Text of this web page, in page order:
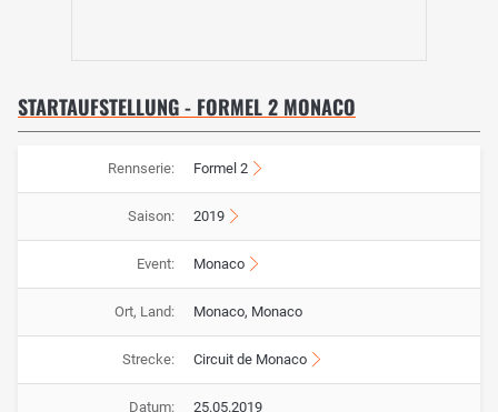
STARTAUFSTELLUNG - FORMEL 2 MONACO
Rennserie: Formel 2
Saison: 2019
Event: Monaco
Ort, Land: Monaco, Monaco
Strecke: Circuit de Monaco
Datum: 25.05.2019